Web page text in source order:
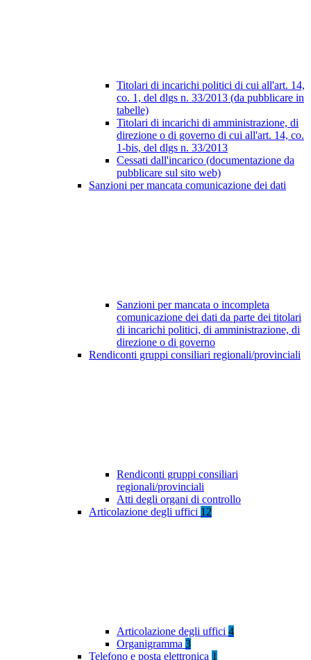
Titolari di incarichi politici di cui all'art. 14,
co. 1, del dlgs n. 33/2013 (da pubblicare in
tabelle)
Titolari di incarichi di amministrazione, di
direzione o di governo di cui all'art. 14, co.
1-bis, del dlgs n. 33/2013
Cessati dall'incarico (documentazione da
pubblicare sul sito web)
Sanzioni per mancata comunicazione dei dati
Sanzioni per mancata o incompleta
comunicazione dei dati da parte dei titolari
di incarichi politici, di amministrazione, di
direzione o di governo
Rendiconti gruppi consiliari regionali/provinciali
Rendiconti gruppi consiliari
regionali/provinciali
Atti degli organi di controllo
Articolazione degli uffici 12
Articolazione degli uffici 4
Organigramma 3
Telefono e posta elettronica 1